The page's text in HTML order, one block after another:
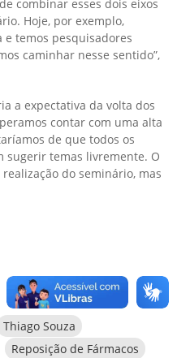
combinar esses dois eixos
Hoje, por exemplo,
temos pesquisadores
caminhar nesse sentido”,
a expectativa da volta dos
contar com uma alta
de que todos os
sugerir temas livremente. O
do seminário, mas
Thiago Souza
Reposição de Fármacos